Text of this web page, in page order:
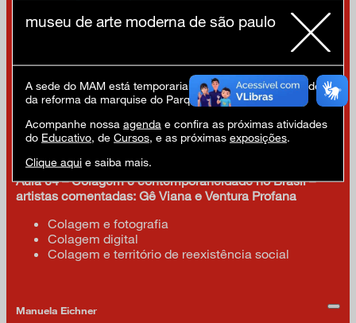
Colagem e multimídia: música, mídias impressas
Aula 03 – Colagem e Afrofuturismo – artista comentada:
Mickalene Thomas
Colagem e fotografia
Afrofuturismo
Colagem e multilinguagens (pintura, bordado,
Aula 04 – Colagem e contemporaneidade no Brasil –
artistas comentadas: Gê Viana e Ventura Profana
Colagem e fotografia
Colagem digital
Colagem e território de reexistência social
Manuela Eichner
museu de arte moderna de são paulo
A sede do MAM está temporariamente fechada em virtude
da reforma da marquise do Parque Ibirapuera.
Acompanhe nossa agenda e confira as próximas atividades
do Educativo, de Cursos, e as próximas exposições.
Clique aqui e saiba mais.